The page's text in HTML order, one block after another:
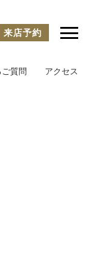
来店予約
質問 アクセス